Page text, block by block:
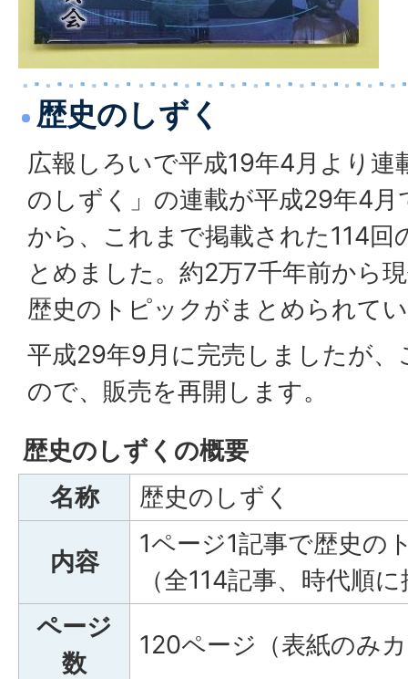
歴史のしずく
広報しろいで平成19年4月より連
のしずく」の連載が平成29年4
から、これまで掲載された114回
とめました。約2万7千年前から
歴史のトピックがまとめられて
平成29年9月に完売しましたが
ので、販売を再開します。
歴史のしずくの概要
名称
歴史のしずく
内容
1ページ1記事で歴史の
（全114記事、時代順
ページ
数
120ページ（表紙のみ